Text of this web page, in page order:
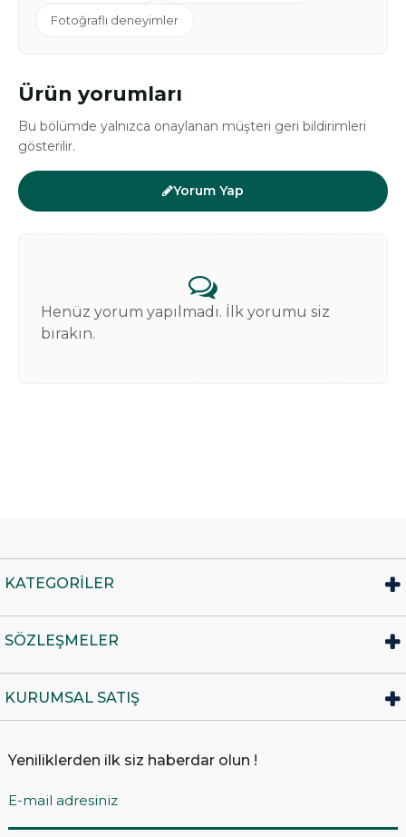
Fotoğraflı deneyimler
Ürün yorumları
Bu bölümde yalnızca onaylanan müşteri geri bildirimleri
gösterilir.
Yorum Yap
Henüz yorum yapılmadı. İlk yorumu siz
bırakın.
KATEGORİLER
SÖZLEŞMELER
KURUMSAL SATIŞ
Yeniliklerden ilk siz haberdar olun !